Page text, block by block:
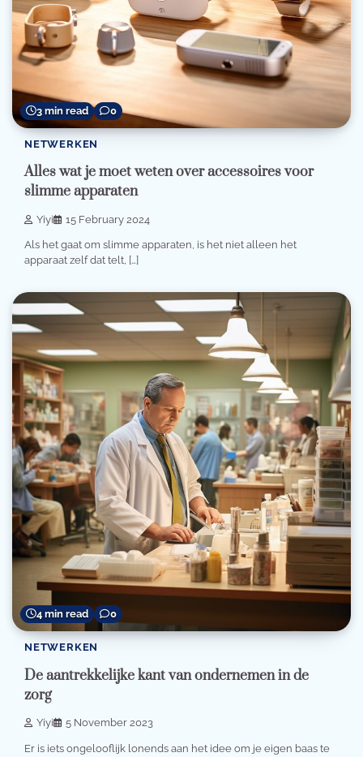
3 min read 0
NETWERKEN
Alles wat je moet weten over accessoires voor
slimme apparaten
Yiyi 15 February 2024
Als het gaat om slimme apparaten, is het niet alleen het
apparaat zelf dat telt, […]
4 min read 0
NETWERKEN
De aantrekkelijke kant van ondernemen in de
zorg
Yiyi 5 November 2023
Er is iets ongelooflijk lonends aan het idee om je eigen baas te